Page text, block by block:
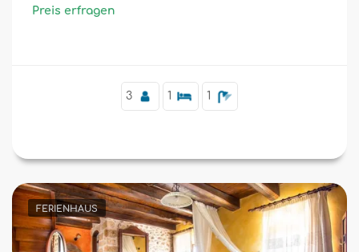
Preis erfragen
3 1 1
FERIENHAUS